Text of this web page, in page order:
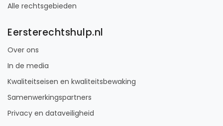
Alle rechtsgebieden
Eersterechtshulp.nl
Over ons
In de media
Kwaliteitseisen en kwaliteitsbewaking
Samenwerkingspartners
Privacy en dataveiligheid